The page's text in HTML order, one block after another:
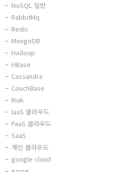
NoSQL 일반
RabbitMq
Redis
MongoDB
Hadoop
HBase
Cassandra
CouchBase
Riak
IaaS 클라우드
PaaS 클라우드
SaaS
개인 클라우드
google cloud